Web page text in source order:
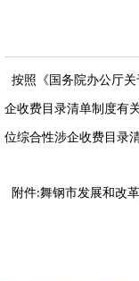
按照《国务院办公厅关
企收费目录清单制度有
位综合性涉企收费目录
附件:舞钢市发展和改